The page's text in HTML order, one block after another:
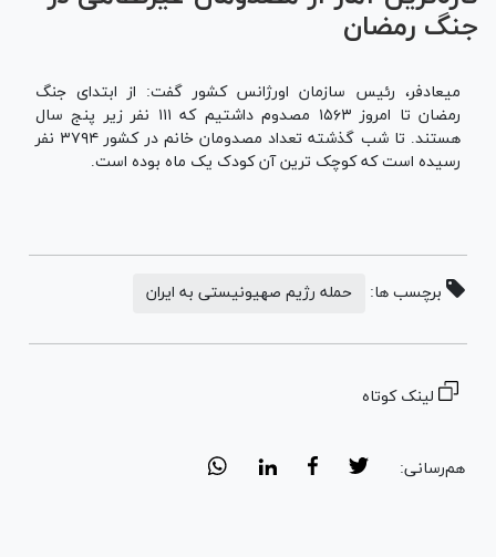
جنگ رمضان
میعادفر، رئیس سازمان اورژانس کشور گفت: از ابتدای جنگ
رمضان تا امروز ۱۵۶۳ مصدوم داشتیم که ۱۱۱ نفر زیر پنج سال
هستند. تا شب گذشته تعداد مصدومان خانم در کشور ۳۷۹۴ نفر
رسیده است که کوچک ترین آن کودک یک ماه بوده است.
برچسب ها: حمله رژیم صهیونیستی به ایران
لینک کوتاه
هم‌رسانی: